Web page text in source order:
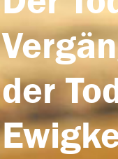
der